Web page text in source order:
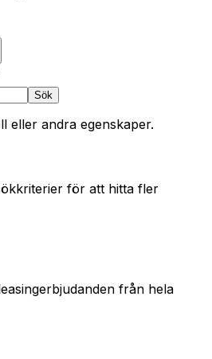
Sök
eller andra egenskaper.
för att hitta fler
från hela